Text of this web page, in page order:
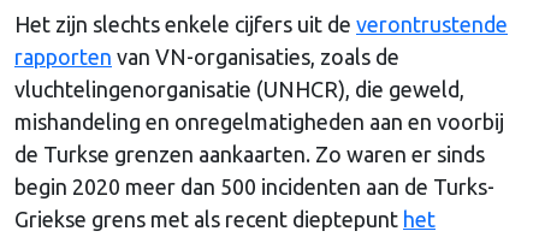
Het zijn slechts enkele cijfers uit de verontrustende
rapporten van VN-organisaties, zoals de
vluchtelingenorganisatie (UNHCR), die geweld,
mishandeling en onregelmatigheden aan en voorbij
de Turkse grenzen aankaarten. Zo waren er sinds
begin 2020 meer dan 500 incidenten aan de Turks-
Griekse grens met als recent dieptepunt het